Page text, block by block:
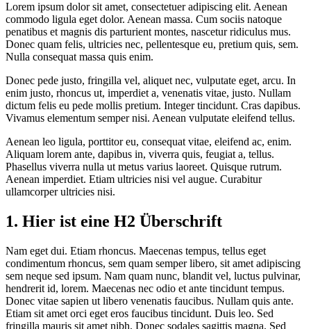
Lorem ipsum dolor sit amet, consectetuer adipiscing elit. Aenean
commodo ligula eget dolor. Aenean massa. Cum sociis natoque
penatibus et magnis dis parturient montes, nascetur ridiculus mus.
Donec quam felis, ultricies nec, pellentesque eu, pretium quis, sem.
Nulla consequat massa quis enim.
Donec pede justo, fringilla vel, aliquet nec, vulputate eget, arcu. In
enim justo, rhoncus ut, imperdiet a, venenatis vitae, justo. Nullam
dictum felis eu pede mollis pretium. Integer tincidunt. Cras dapibus.
Vivamus elementum semper nisi. Aenean vulputate eleifend tellus.
Aenean leo ligula, porttitor eu, consequat vitae, eleifend ac, enim.
Aliquam lorem ante, dapibus in, viverra quis, feugiat a, tellus.
Phasellus viverra nulla ut metus varius laoreet. Quisque rutrum.
Aenean imperdiet. Etiam ultricies nisi vel augue. Curabitur
ullamcorper ultricies nisi.
1. Hier ist eine H2 Überschrift
Nam eget dui. Etiam rhoncus. Maecenas tempus, tellus eget
condimentum rhoncus, sem quam semper libero, sit amet adipiscing
sem neque sed ipsum. Nam quam nunc, blandit vel, luctus pulvinar,
hendrerit id, lorem. Maecenas nec odio et ante tincidunt tempus.
Donec vitae sapien ut libero venenatis faucibus. Nullam quis ante.
Etiam sit amet orci eget eros faucibus tincidunt. Duis leo. Sed
fringilla mauris sit amet nibh. Donec sodales sagittis magna. Sed